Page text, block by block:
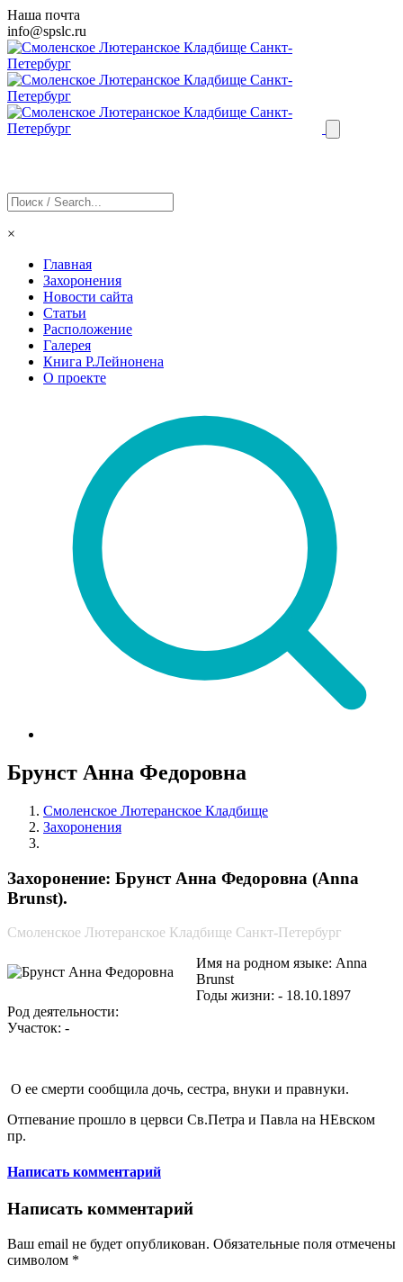
Наша почта
info@spslc.ru
×
Главная
Захоронения
Новости сайта
Статьи
Расположение
Галерея
Книга Р.Лейнонена
О проекте
Брунст Анна Федоровна
Смоленское Лютеранское Кладбище
Захоронения
Захоронение: Брунст Анна Федоровна (Anna
Brunst).
Смоленское Лютеранское Кладбище Санкт-Петербург
Имя на родном языке: Anna
Brunst
Годы жизни: - 18.10.1897
Род деятельности:
Участок: -
О ее смерти сообщила дочь, сестра, внуки и правнуки.
Отпевание прошло в цервси Св.Петра и Павла на НЕвском
пр.
Написать комментарий
Написать комментарий
Ваш email не будет опубликован. Обязательные поля отмечены
символом *